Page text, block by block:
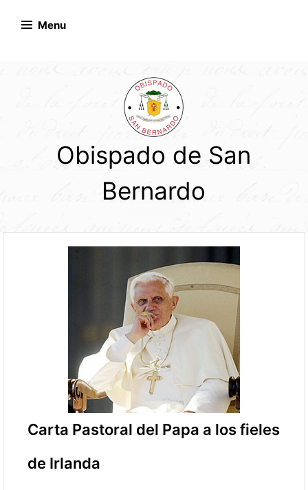
Menu
Obispado de San
Bernardo
Carta Pastoral del Papa a los fieles
de Irlanda